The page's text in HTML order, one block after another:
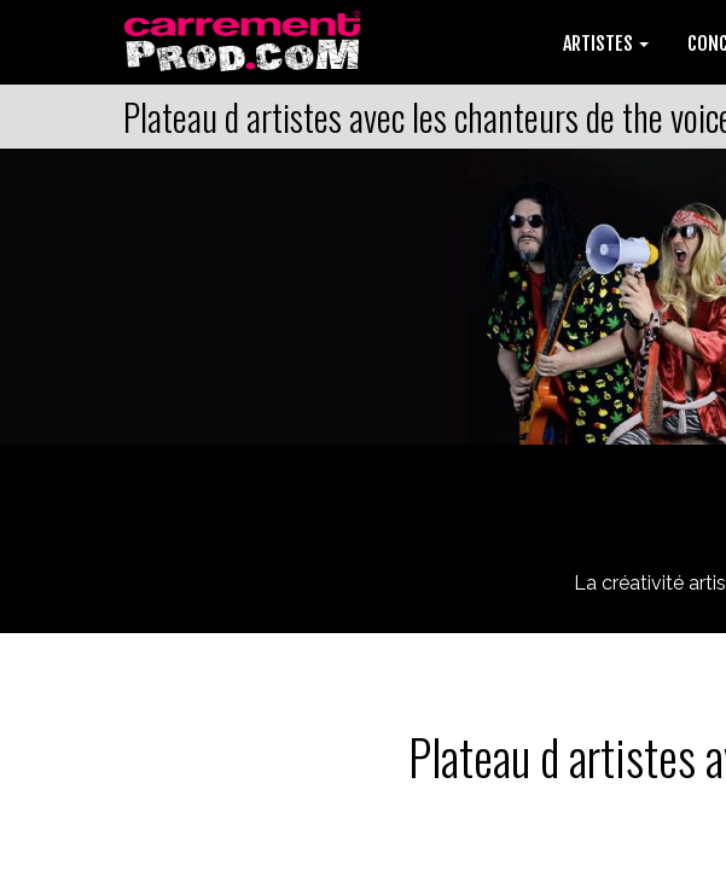
ARTISTES
Plateau d artistes avec les chanteurs de the
La créativité
Plateau d artistes